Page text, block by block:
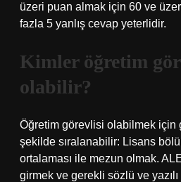
üzeri puan almak için 60 ve
fazla 5 yanlış cevap yeterlidir.
Kimler öğretim
olabilir?
Öğretim görevlisi olabilmek için
şekilde sıralanabilir: Lisans
ortalaması ile mezun olmak.
girmek ve gerekli sözlü ve yazılı